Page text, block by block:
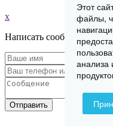
x
Написать сообщение
Отправить
Этот
файлы,
анализа